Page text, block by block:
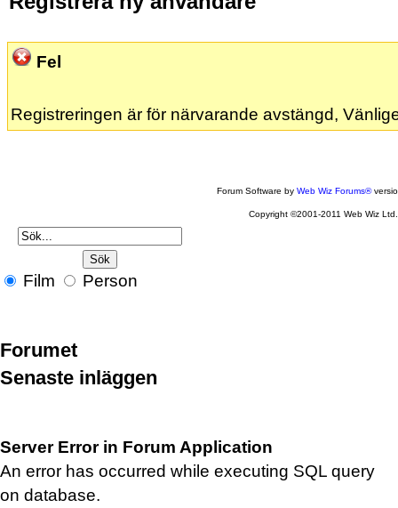
Fel
Registreringen är för närvarande avstängd,
Forum Software byWeb Wiz Forums®
Copyright ©2001-2011 Web Wiz Ltd.
Film Person
Forumet
Senaste inläggen
Server Error in Forum Application
An error has occurred while executing SQL query
on database.